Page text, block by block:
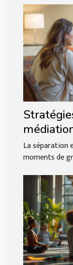
divorce
La séparation
moments de